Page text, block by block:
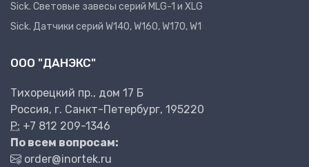
Sick. Световые завесы серий MLG-1 и XLG
Sick. Датчики серий W140, W160, W170, W1
ООО "ДАНЭКС"
Тихорецкий пр., дом 17 Б
Россия, г. Санкт-Петербург, 195220
P: +7 812 209-1346
По всем вопросам:
order@inortek.ru